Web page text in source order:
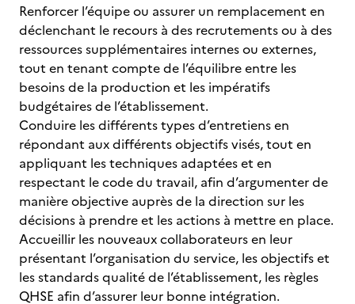
Renforcer l’équipe ou assurer un remplacement en
déclenchant le recours à des recrutements ou à des
ressources supplémentaires internes ou externes,
tout en tenant compte de l’équilibre entre les
besoins de la production et les impératifs
budgétaires de l’établissement.
Conduire les différents types d’entretiens en
répondant aux différents objectifs visés, tout en
appliquant les techniques adaptées et en
respectant le code du travail, afin d’argumenter de
manière objective auprès de la direction sur les
décisions à prendre et les actions à mettre en place.
Accueillir les nouveaux collaborateurs en leur
présentant l’organisation du service, les objectifs et
les standards qualité de l’établissement, les règles
QHSE afin d’assurer leur bonne intégration.